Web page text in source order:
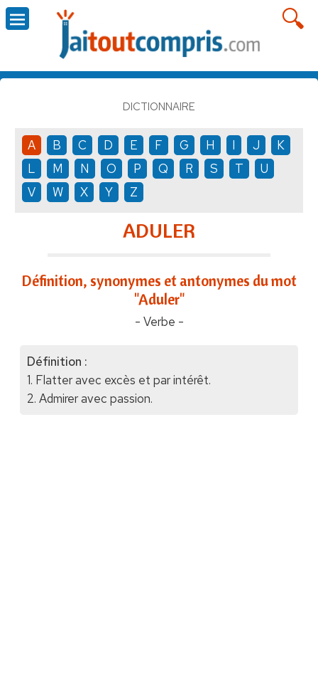
DICTIONNAIRE
A B C D E F G H I J
K
L
M N O P Q R S T
U
V
W X Y Z
ADULER
Définition, synonymes et antonymes du mot
"Aduler"
- Verbe -
Définition :
1. Flatter avec excès et par intérêt.
2. Admirer avec passion.